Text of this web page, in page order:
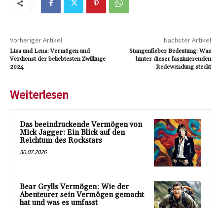
Vorheriger Artikel
Lisa und Lena: Vermögen und
Verdienst der beliebtesten Zwillinge
2024
Nächster Artikel
Stangenfieber Bedeutung: Was
hinter dieser faszinierenden
Redewendung steckt
Weiterlesen
Das beeindruckende Vermögen von
Mick Jagger: Ein Blick auf den
Reichtum des Rockstars
30.07.2026
Bear Grylls Vermögen: Wie der
Abenteurer sein Vermögen gemacht
hat und was es umfasst